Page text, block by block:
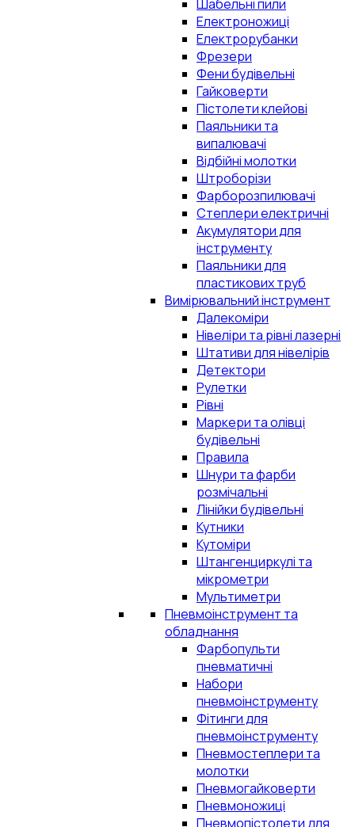
Шабельні пили
Електроножиці
Електрорубанки
Фрезери
Фени будівельні
Гайковерти
Пістолети клейові
Паяльники та
випалювачі
Відбійні молотки
Штроборізи
Фарборозпилювачі
Степлери електричні
Акумулятори для
інструменту
Паяльники для
пластикових труб
Вимірювальний інструмент
Далекоміри
Нівеліри та рівні лазерні
Штативи для нівелірів
Детектори
Рулетки
Рівні
Маркери та олівці
будівельні
Правила
Шнури та фарби
розмічальні
Лінійки будівельні
Кутники
Кутоміри
Штангенциркулі та
мікрометри
Мультиметри
Пневмоінструмент та
обладнання
Фарбопульти
пневматичні
Набори
пневмоінструменту
Фітинги для
пневмоінструменту
Пневмостеплери та
молотки
Пневмогайковерти
Пневмоножиці
Пневмопістолети для